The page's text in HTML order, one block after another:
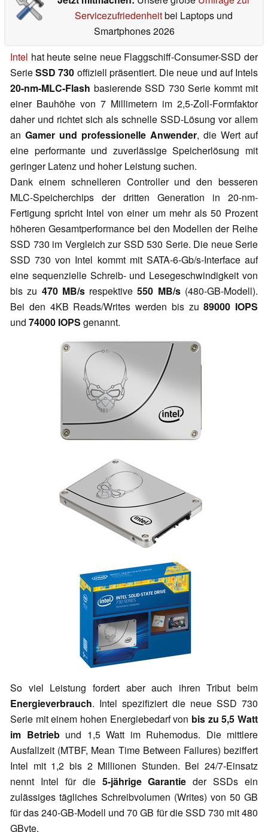
Servicezufriedenheitbei Laptops und
Smartphones 2026
Intel hat heute seine neue Flaggschiff-Consumer-SSD der
SerieSSD 730 offiziell präsentiert. Die neue und auf Intels
20-nm-MLC-Flash basierende SSD 730 Serie kommt mit
einer Bauhöhe von 7 Millimetern im 2,5-Zoll-Formfaktor
daher und richtet sich als schnelle SSD-Lösung vor allem
an Gamer und professionelle Anwender, die Wert auf
eine performante und zuverlässige Speicherlösung mit
geringer Latenz und hoher Leistung suchen.
Dank einem schnelleren Controller und den besseren
MLC-Speicherchips der dritten Generation in 20-nm-
Fertigung spricht Intel von einer um mehr als 50 Prozent
höheren Gesamtperformance bei den Modellen der Reihe
SSD 730 im Vergleich zur SSD 530 Serie. Die neue Serie
SSD 730 von Intel kommt mit SATA-6-Gb/s-Interface auf
eine sequenzielle Schreib- und Lesegeschwindigkeit von
bis zu 470 MB/srespektive550 MB/s(480-GB-Modell).
Bei den 4KB Reads/Writes werden bis zu89000 IOPS
und 74000 IOPS genannt.
So viel Leistung fordert aber auch ihren Tribut beim
Energieverbrauch. Intel spezifiziert die neue SSD 730
Serie mit einem hohen Energiebedarf von bis zu 5,5 Watt
im Betriebund 1,5 Watt im Ruhemodus. Die mittlere
Ausfallzeit (MTBF, Mean Time Between Failures) beziffert
Intel mit 1,2 bis 2 Millionen Stunden. Bei 24/7-Einsatz
nennt Intel für die 5-jährige Garantie der SSDs ein
zulässiges tägliches Schreibvolumen (Writes) von 50 GB
für das 240-GB-Modell und 70 GB für die SSD 730 mit 480
GByte.